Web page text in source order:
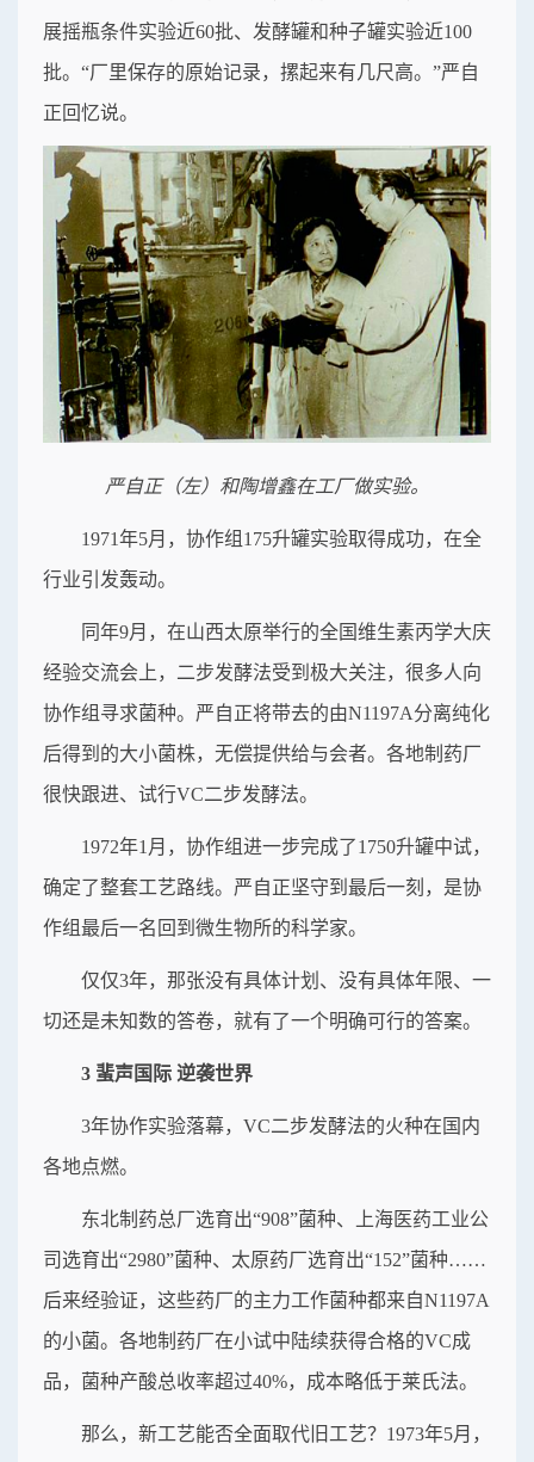
展摇瓶条件实验近60批、发酵罐和种子罐实验近100
批。“厂里保存的原始记录，摞起来有几尺高。”严自
正回忆说。
严自正（左）和陶增鑫在工厂做实验。
1971年5月，协作组175升罐实验取得成功，在全
行业引发轰动。
同年9月，在山西太原举行的全国维生素丙学大庆
经验交流会上，二步发酵法受到极大关注，很多人向
协作组寻求菌种。严自正将带去的由N1197A分离纯化
后得到的大小菌株，无偿提供给与会者。各地制药厂
很快跟进、试行VC二步发酵法。
1972年1月，协作组进一步完成了1750升罐中试，
确定了整套工艺路线。严自正坚守到最后一刻，是协
作组最后一名回到微生物所的科学家。
仅仅3年，那张没有具体计划、没有具体年限、一
切还是未知数的答卷，就有了一个明确可行的答案。
3 蜚声国际 逆袭世界
3年协作实验落幕，VC二步发酵法的火种在国内
各地点燃。
东北制药总厂选育出“908”菌种、上海医药工业公
司选育出“2980”菌种、太原药厂选育出“152”菌种……
后来经验证，这些药厂的主力工作菌种都来自N1197A
的小菌。各地制药厂在小试中陆续获得合格的VC成
品，菌种产酸总收率超过40%，成本略低于莱氏法。
那么，新工艺能否全面取代旧工艺？1973年5月，